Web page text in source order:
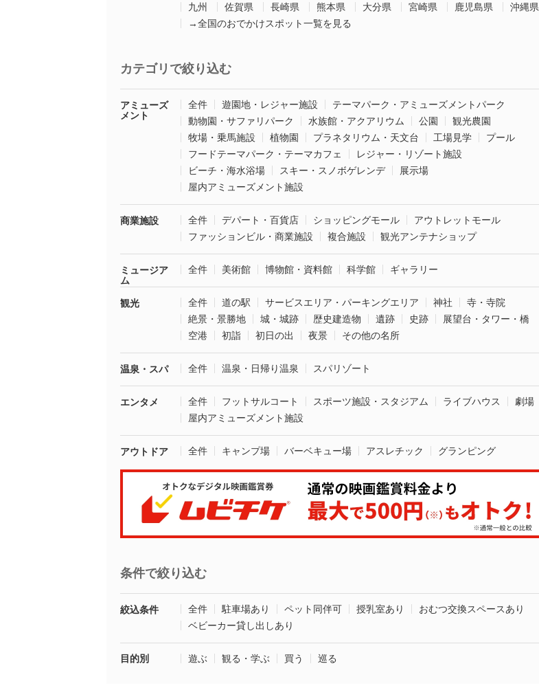
九州
佐賀県 長崎県 熊本県 大分県 宮崎県 鹿児島県
沖縄県
→全国のおでかけスポット一覧を見る
カテゴリで絞り込む
アミューズ
メント
全件 遊園地・レジャー施設
テーマパーク・アミューズメントパーク
動物園・サファリパーク
水族館・アクアリウム 公園
観光農園
牧場・乗馬施設
植物園 プラネタリウム・天文台 工場見学
プール
フードテーマパーク・テーマカフェ
レジャー・リゾート施設
ビーチ・海水浴場
スキー・スノボゲレンデ
展示場
屋内アミューズメント施設
商業施設 全件 デパート・百貨店 ショッピングモール
アウトレットモール
ファッションビル・商業施設
複合施設 観光アンテナショップ
ミュージア
ム
全件 美術館 博物館・資料館 科学館 ギャラリー
観光 全件 道の駅 サービスエリア・パーキングエリア 神社
寺・寺院
絶景・景勝地
城・城跡 歴史建造物 遺跡 史跡
展望台・タワー・橋
空港
初詣 初日の出 夜景 その他の名所
温泉・スパ 全件 温泉・日帰り温泉 スパリゾート
エンタメ 全件 フットサルコート スポーツ施設・スタジアム ライブハウス
劇場
屋内アミューズメント施設
アウトドア 全件 キャンプ場 バーベキュー場 アスレチック グランピング
条件で絞り込む
絞込条件 全件 駐車場あり ペット同伴可 授乳室あり
おむつ交換スペースあり
ベビーカー貸し出しあり
目的別 遊ぶ 観る・学ぶ 買う 巡る